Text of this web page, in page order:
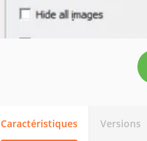
Caractéristiques Versions